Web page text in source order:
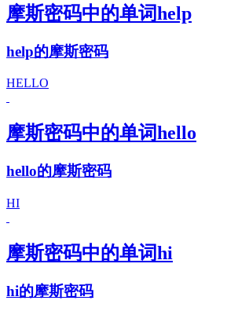
摩斯密码中的单词help
help的摩斯密码
HELLO
摩斯密码中的单词hello
hello的摩斯密码
HI
摩斯密码中的单词hi
hi的摩斯密码